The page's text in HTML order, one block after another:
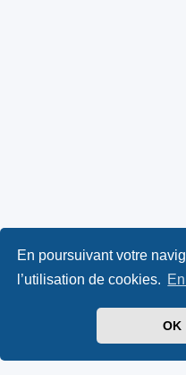
En poursuivant votre
l’utilisation de cookies.
OK